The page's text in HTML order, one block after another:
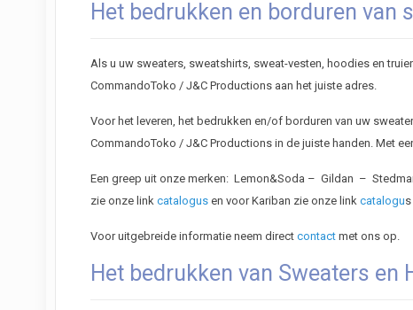
Het bedrukken en borduren van
Als u uw sweaters, sweatshirts, sweat-vesten, hoodies en
CommandoToko / J&C Productions aan het juiste adres.
Voor het leveren, het bedrukken en/of borduren van uw
CommandoToko / J&C Productions in de juiste handen. Met
Een greep uit onze merken: Lemon&Soda – Gildan –
zie onze link catalogusen voor Kariban zie onze linkcatalogus
Voor uitgebreide informatie neem direct contactmet ons op.
Het bedrukken van Sweaters en